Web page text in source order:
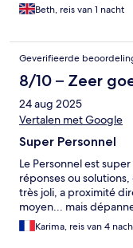
Beth, reis van 1 nacht
Geverifieerde
8/10 – Zeer
24 aug 2025
Vertalen met Google
Super Personnel
Le Personnel est
réponses ou
très joli, a proximité
moyen... mais
Karima, reis van 4